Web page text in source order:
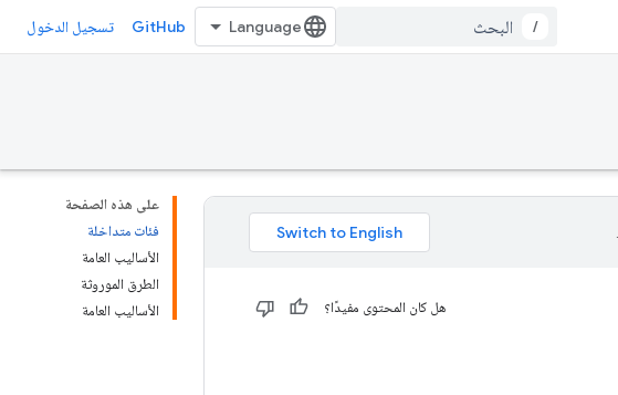
/
GitHub تسجيل الدخول
على هذه الصفحة
فئات متداخلة
الأساليب العامة
الطرق الموروثة
الأساليب العامة
هل كان المحتوى مفيدًا؟